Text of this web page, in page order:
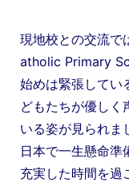
現地校との交流で
atholic Primary
始めは緊張してい
どもたちが優しく
いる姿が見られま
日本で一生懸命準
充実した時間を過